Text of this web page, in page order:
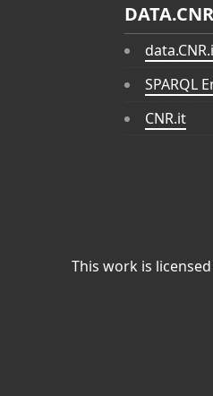
SPARQL
CNR.it
This work is